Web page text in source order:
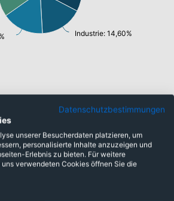
Industrie: 14,60%
Datenschutzbestimmungen
unserer Besucherdaten platzieren, um
personalisierte Inhalte anzuzeigen und
Erlebnis zu bieten. Für weitere
verwendeten Cookies öffnen Sie die